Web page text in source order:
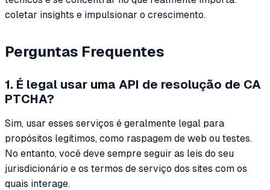
coletar insights e impulsionar o crescimento.
Perguntas Frequentes
1. É legal usar uma API de resolução de CA
PTCHA?
Sim, usar esses serviços é geralmente legal para
propósitos legítimos, como raspagem de web ou testes.
No entanto, você deve sempre seguir as leis do seu
jurisdicionário e os termos de serviço dos sites com os
quais interage.